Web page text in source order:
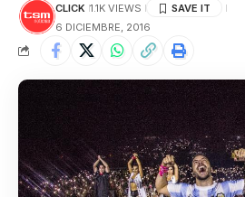
CLICK 1.1K VIEWS
6 DICIEMBRE, 2016